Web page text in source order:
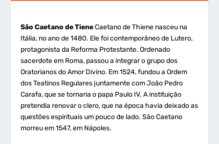
São Caetano de TieneCaetano de Thiene nasceu na
Itália, no ano de 1480. Ele foi contemporâneo de Lutero,
protagonista da Reforma Protestante. Ordenado
sacerdote em Roma, passou a integrar o grupo dos
Oratorianos do Amor Divino. Em 1524, fundou a Ordem
dos Teatinos Regulares juntamente com João Pedro
Carafa, que se tornaria o papa Paulo IV. A instituição
pretendia renovar o clero, que na época havia deixado as
questões espirituais um pouco de lado. São Caetano
morreu em 1547, em Nápoles.